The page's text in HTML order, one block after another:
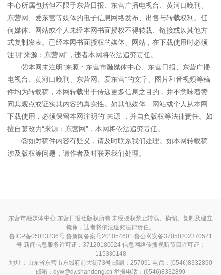
中心所属包括但不限于东营日报、东营广播电视台、黄河口晚刊、
东营网、爱东营等媒体的电子信息网络发布、出售与转载权利。任
何媒体、网站或个人未经本网书面授权不得转载、链接或以其他方
式复制发表。已经本网书面授权的媒体、网站，在下载使用时必须
注明“来源：东营网”，违者本网将依法追究责任。
②本网未注明“来源：东营市融媒体中心、东营日报、东营广播
电视台、黄河口晚刊、东营网、爱东营”的文字、图片和音视频等稿
件均为转载稿，本网转载出于传递更多信息之目的，并不意味着赞
同其观点或证实其内容的真实性。如其他媒体、网站或个人从本网
下载使用，必须保留本网注明的“来源”，并自负版权等法律责任。如
擅自篡改为“来源：东营网”，本网将依法追究责任。
③如对稿件内容有疑义，请及时联系我们处理。如本网转载稿
涉及版权等问题，请作者及时联系我们处理。
东营市融媒体中心 东营日报社版权所有 未经授权禁止转载、摘编、复制及建立
镜像，违者将依法追究法律责任。
鲁ICP备05023236号鲁新闻备案号201054601 鲁公网安备37050202370521
号 新闻信息服务许可证：37120180024信息网络传播视听节目许可证：
115330148
地址：山东省东营市东城府前大街73号 邮编：257091 电话：(0546)8332890
邮箱：dyw@dy.shandong.cn 举报电话：(0546)8332890